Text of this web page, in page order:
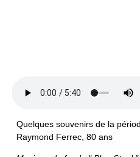
Quelques souvenirs de la
Raymond Ferrec, 80 ans